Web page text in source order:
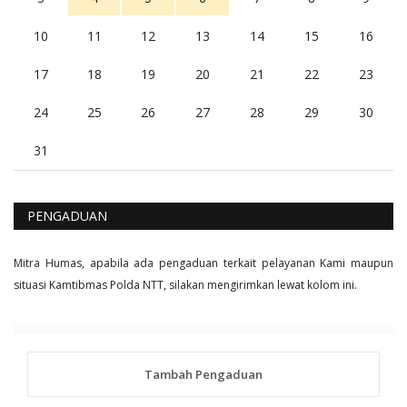
10 11 12 13 14 15 16
17 18 19 20 21 22 23
24 25 26 27 28 29 30
31
PENGADUAN
Mitra Humas, apabila ada pengaduan terkait pelayanan Kami maupun
situasi Kamtibmas Polda NTT, silakan mengirimkan lewat kolom ini.
Tambah Pengaduan